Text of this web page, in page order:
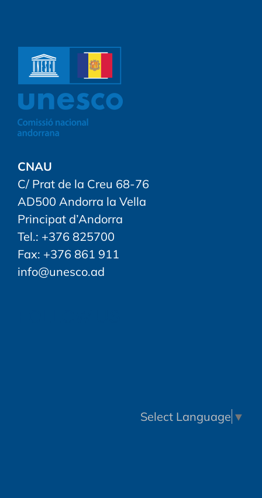
CNAU
C/ Prat de la Creu 68-76
AD500 Andorra la Vella
Principat d’Andorra
Tel.: +376 825700
Fax: +376 861 911
info@unesco.ad
Select Language ▼